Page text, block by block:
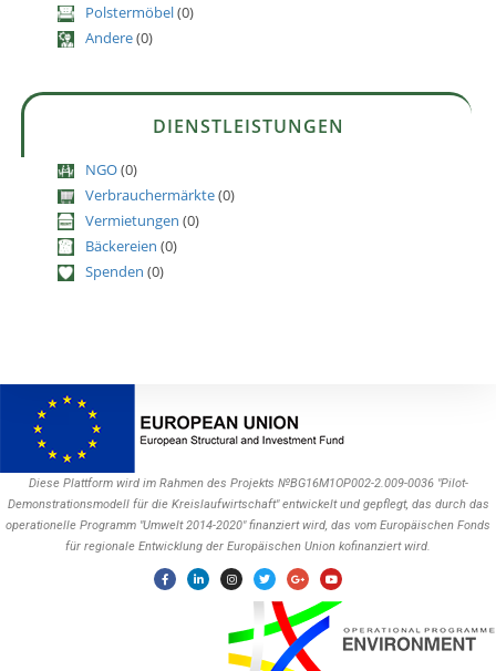
Polstermöbel(0)
Andere(0)
DIENSTLEISTUNGEN
NGO(0)
Verbrauchermärkte(0)
Vermietungen (0)
Bäckereien (0)
Spenden (0)
Diese Plattform wird im Rahmen des Projekts №BG16M1OP002-2.009-0036 "Pilot-
Demonstrationsmodell für die Kreislaufwirtschaft" entwickelt und gepflegt, das durch das
operationelle Programm "Umwelt 2014-2020" finanziert wird, das vom Europäischen Fonds
für regionale Entwicklung der Europäischen Union kofinanziert wird.